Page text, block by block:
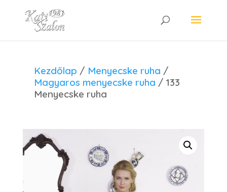
Kezdőlap / Menyecske ruha /
Magyaros menyecske ruha / 133
Menyecske ruha